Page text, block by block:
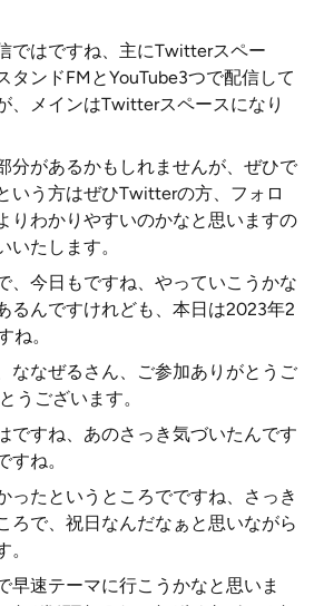
ではですね、主にTwitterスペー
タンドFMとYouTube3つで配信して
、メインはTwitterスペースになり
分があるかもしれませんが、ぜひで
いう方はぜひTwitterの方、フォロ
りわかりやすいのかなと思いますの
いたします。
、今日もですね、やっていこうかな
るんですけれども、本日は2023年2
ね。
ななぜるさん、ご参加ありがとうご
うございます。
ですね、あのさっき気づいたんです
すね。
ったというところでですね、さっき
ろで、祝日なんだなぁと思いながら
早速テーマに行こうかなと思いま